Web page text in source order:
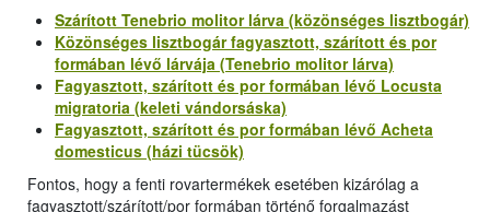
Szárított Tenebrio molitor lárva (közönséges lisztbogár)
Közönséges lisztbogár fagyasztott, szárított és por
formában lévő lárvája (Tenebrio molitor lárva)
Fagyasztott, szárított és por formában lévő Locusta
migratoria (keleti vándorsáska)
Fagyasztott, szárított és por formában lévő Acheta
domesticus (házi tücsök)
Fontos, hogy a fenti rovartermékek esetében kizárólag a
fagyasztott/szárított/por formában történő forgalmazást